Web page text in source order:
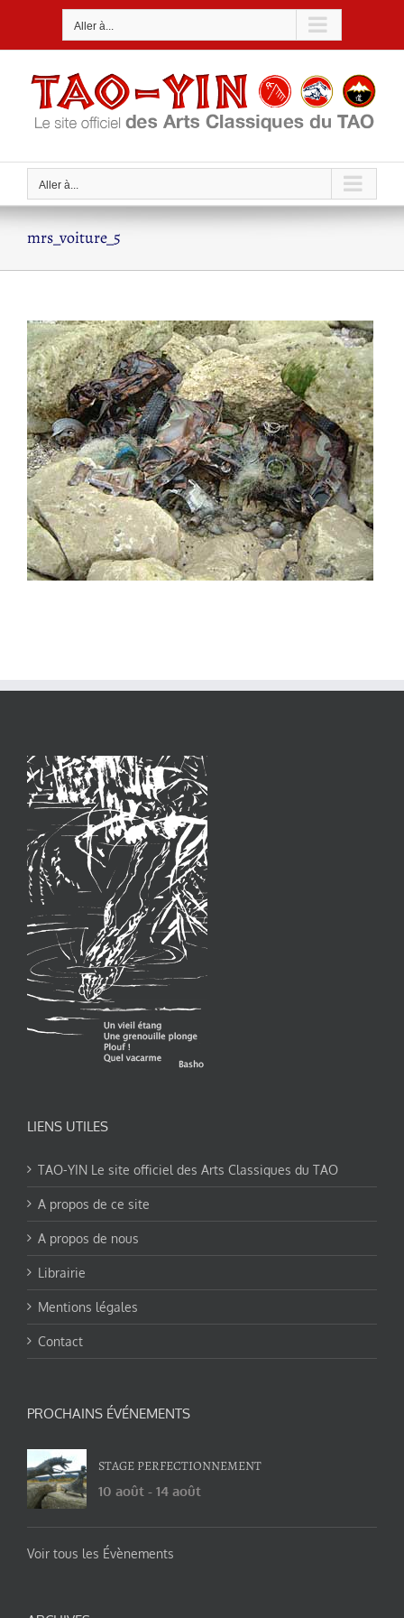
Aller à...
Aller à...
mrs_voiture_5
LIENS UTILES
TAO-YIN Le site officiel des Arts Classiques du TAO
A propos de ce site
A propos de nous
Librairie
Mentions légales
Contact
PROCHAINS ÉVÉNEMENTS
STAGE PERFECTIONNEMENT
10 août - 14 août
Voir tous les Évènements